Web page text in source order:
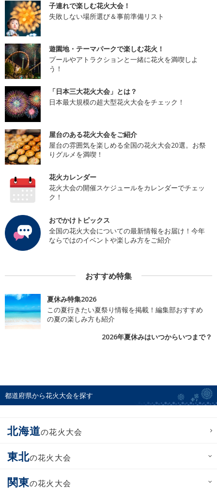
子連れで楽しむ花火大会！
失敗しない場所選び＆事前準備リスト
遊園地・テーマパークで楽しむ花火！
プールやアトラクションと一緒に花火を満喫しよ
う！
「日本三大花火大会」とは？
日本最大規模の超大型花火大会をチェック！
屋台のある花火大会をご紹介
屋台の雰囲気を楽しめる全国の花火大会20選。お祭
りグルメを満喫！
花火カレンダー
花火大会の開催スケジュールをカレンダーでチェッ
ク！
おでかけトピックス
全国の花火大会についての最新情報をお届け！今年
ならではのイベントや楽しみ方をご紹介
おすすめ特集
夏休み特集2026
この夏行きたい夏祭り情報を掲載！編集部おすすめ
の夏の楽しみ方も紹介
2026年夏休みはいつからいつまで？
都道府県から花火大会を探す
北海道の花火大会
東北の花火大会
関東の花火大会